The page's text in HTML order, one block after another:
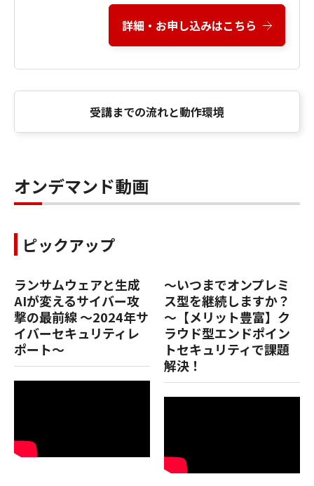
詳細・お申し込みはこちら
受講までの流れと動作環境
オンデマンド動画
ピックアップ
ランサムウェアと生成
AIが変えるサイバー攻
撃の最前線 ～2024年サ
イバーセキュリティレ
ポート～
～いつまでオンプレミ
ス型を継続しますか？
～【メリット豊富】ク
ラウド型エンドポイン
トセキュリティで課題
解決！